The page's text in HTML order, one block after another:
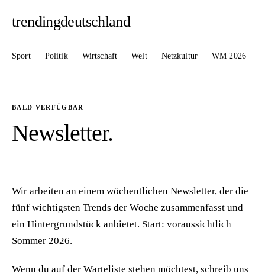
trendingdeutschland
Sport Politik Wirtschaft Welt Netzkultur WM 2026
BALD VERFÜGBAR
Newsletter.
Wir arbeiten an einem wöchentlichen Newsletter, der die
fünf wichtigsten Trends der Woche zusammenfasst und
ein Hintergrundstück anbietet. Start: voraussichtlich
Sommer 2026.
Wenn du auf der Warteliste stehen möchtest, schreib uns